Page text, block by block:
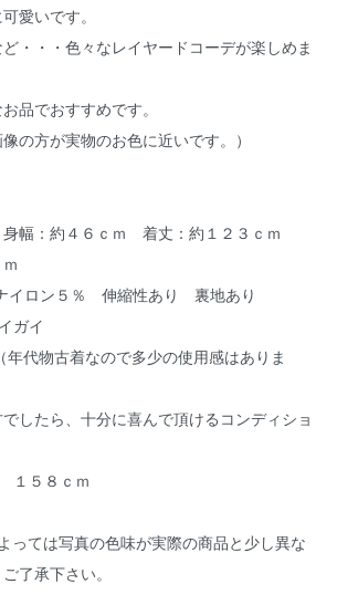
愛いです。
・・・色々なレイヤードコーデが楽しめま
品でおすすめです。
の方が実物のお色に近いです。）
幅：約４６ｃｍ 着丈：約１２３ｃｍ
イロン５％ 伸縮性あり 裏地あり
ガイ
年代物古着なので多少の使用感はありま
したら、十分に喜んで頂けるコンディショ
１５８ｃｍ
っては写真の色味が実際の商品と少し異な
了承下さい。